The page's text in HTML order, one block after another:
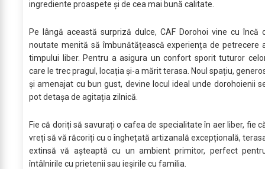
ingrediente proaspete și de cea mai bună calitate.
Pe lângă această surpriză dulce, CAF Dorohoi vine cu încă
noutate menită să îmbunătățească experiența de petrecere
timpului liber. Pentru a asigura un confort sporit tuturor
care le trec pragul, locația și-a mărit terasa. Noul spațiu,
și amenajat cu bun gust, devine locul ideal unde dorohoienii
pot detașa de agitația zilnică.
Fie că doriți să savurați o cafea de specialitate în aer liber, fie
vreți să vă răcoriți cu o înghețată artizanală excepțională,
extinsă vă așteaptă cu un ambient primitor, perfect
întâlnirile cu prietenii sau ieșirile cu familia.